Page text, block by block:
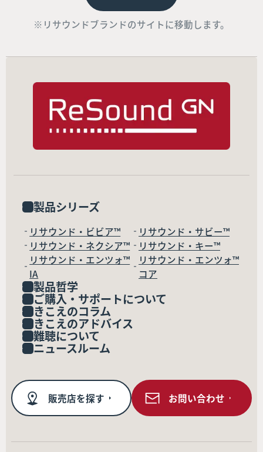
※リサウンドブランドのサイトに移動します。
製品シリーズ
リサウンド・ビビア™
リサウンド・サビー™
リサウンド・ネクシア™
リサウンド・キー™
リサウンド・エンツォ™
IA
リサウンド・エンツォ™
コア
製品哲学
ご購入・サポートについて
きこえのコラム
きこえのアドバイス
難聴について
ニュースルーム
販売店を探す お問い合わせ